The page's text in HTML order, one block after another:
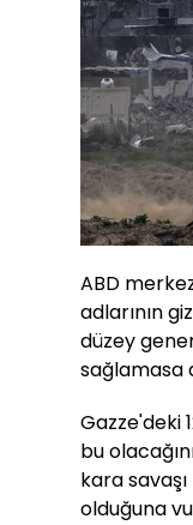
ABD
adlarının
düzey
sağlamasa
Gazze'deki
bu
kara
olduğuna